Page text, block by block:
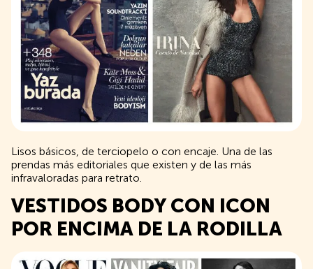
Lisos básicos, de terciopelo o con encaje. Una de las
prendas más editoriales que existen y de las más
infravaloradas para retrato.
VESTIDOS BODY CON ICON
POR ENCIMA DE LA RODILLA